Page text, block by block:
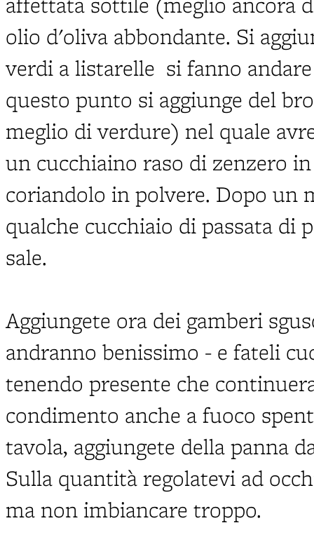
olio d'oliva abbondante. Si
verdi a listarelle si fanno
questo punto si aggiunge del
meglio di verdure) nel quale
un cucchiaino raso di zenzero
coriandolo in polvere. Dopo un
qualche cucchiaio di passata di
sale.
Aggiungete ora dei gamberi
andranno benissimo - e fateli
tenendo presente che
condimento anche a fuoco
tavola, aggiungete della panna
Sulla quantità regolatevi ad
ma non imbiancare troppo.